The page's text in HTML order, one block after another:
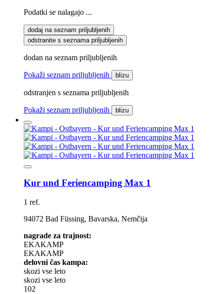
Podatki se nalagajo ...
dodaj na seznam priljubljenih
odstranite s seznama priljubljenih
dodan na seznam priljubljenih
Pokaži seznam priljubljenih blizu
odstranjen s seznama priljubljenih
Pokaži seznam priljubljenih blizu
Kur und Feriencamping Max 1
1 ref.
94072 Bad Füssing, Bavarska, Nemčija
nagrade za trajnost:
EKAKAMP
EKAKAMP
delovni čas kampa:
skozi vse leto
skozi vse leto
102